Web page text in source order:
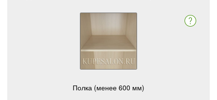
Полка (менее 600 мм)